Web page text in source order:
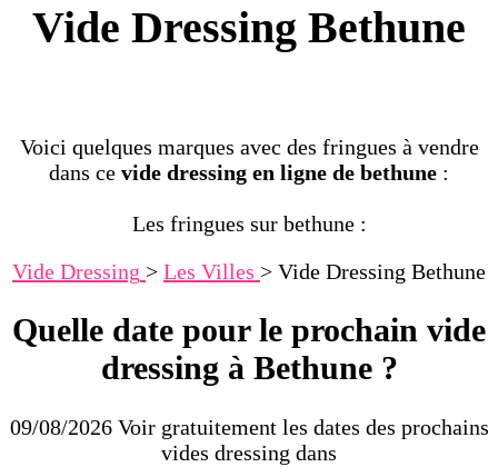
Vide Dressing Bethune
Voici quelques marques avec des fringues à vendre
dans ce vide dressing en ligne de bethune :
Les fringues sur bethune :
Vide Dressing > Les Villes > Vide Dressing Bethune
Quelle date pour le prochain vide
dressing à Bethune ?
09/08/2026 Voir gratuitement les dates des prochains
vides dressing dans